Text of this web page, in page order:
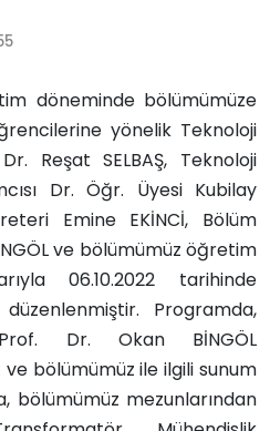
döneminde bölümümüze
yönelik Teknoloji
Reşat SELBAŞ, Teknoloji
Dr. Öğr. Üyesi Kubilay
Emine EKİNCİ, Bölüm
ve bölümümüz öğretim
06.10.2022 tarihinde
Programda,
Dr. Okan BİNGÖL
bölümümüz ile ilgili sunum
bölümümüz mezunlarından